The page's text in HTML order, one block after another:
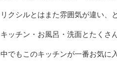
リクシルとはまた雰囲気が違い、
キッチン・お風呂・洗面とたくさ
中でもこのキッチンが一番お気に